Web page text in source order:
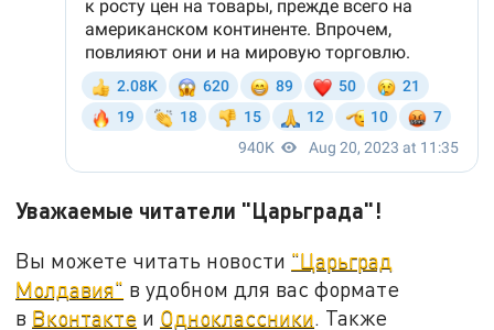
Уважаемые читатели "Царьграда"!
Вы можете читать новости "Царьград
Молдавия" в удобном для вас формате
в Вконтакте и Одноклассники. Также